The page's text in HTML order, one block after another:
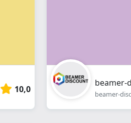
10,0
beamer-
beamer-